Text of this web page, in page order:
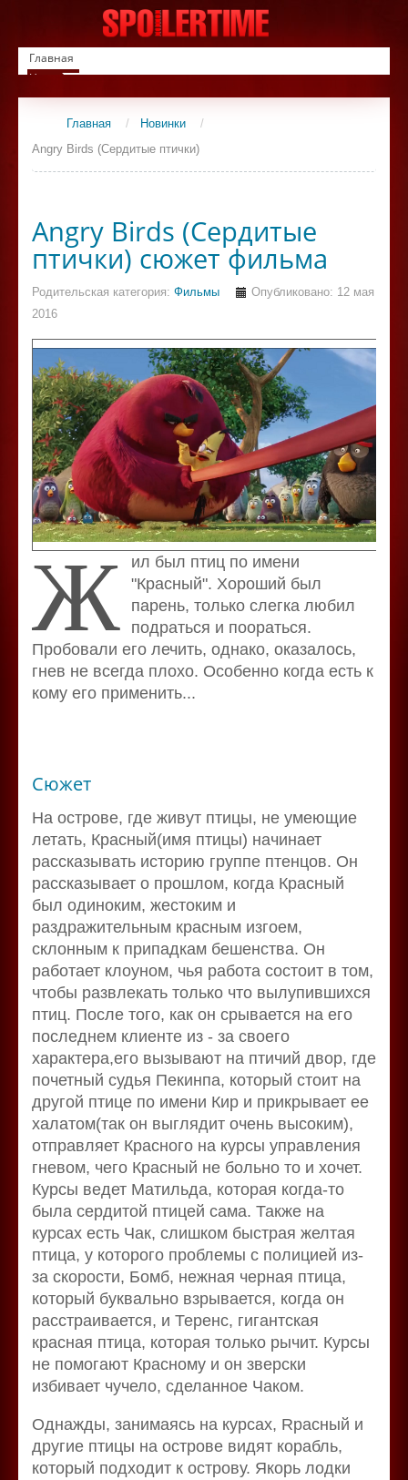
Главная
Новинки
Список фильмов
СериалыГлавная / Новинки
/
Angry Birds (Сердитые птички)
Angry Birds (Сердитые
птички) сюжет фильма
Родительская категория: Фильмы
Опубликовано: 12 мая
2016
Ж
ил был птиц по имени
"Красный". Хороший был
парень, только слегка любил
подраться и поораться.
Пробовали его лечить, однако, оказалось,
гнев не всегда плохо. Особенно когда есть к
кому его применить...
Сюжет
На острове, где живут птицы, не умеющие
летать, Красный(имя птицы) начинает
рассказывать историю группе птенцов. Он
рассказывает о прошлом, когда Красный
был одиноким, жестоким и
раздражительным красным изгоем,
склонным к припадкам бешенства. Он
работает клоуном, чья работа состоит в том,
чтобы развлекать только что вылупившихся
птиц. После того, как он срывается на его
последнем клиенте из - за своего
характера,его вызывают на птичий двор, где
почетный судья Пекинпа, который стоит на
другой птице по имени Кир и прикрывает ее
халатом(так он выглядит очень высоким),
отправляет Красного на курсы управления
гневом, чего Красный не больно то и хочет.
Курсы ведет Матильда, которая когда-то
была сердитой птицей сама. Также на
курсах есть Чак, слишком быстрая желтая
птица, у которого проблемы с полицией из-
за скорости, Бомб, нежная черная птица,
который буквально взрывается, когда он
расстраивается, и Теренс, гигантская
красная птица, которая только рычит. Курсы
не помогают Красному и он зверски
избивает чучело, сделанное Чаком.
Однажды, занимаясь на курсах, Rрасный и
другие птицы на острове видят корабль,
который подходит к острову. Якорь лодки